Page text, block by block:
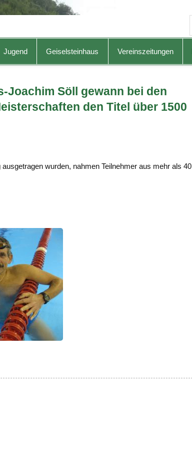
Jugend Geiselsteinhaus Vereinszeitungen
Joachim Söll gewann bei den
den Titel über 1500
wurden, nahmen Teilnehmer aus mehr als 40